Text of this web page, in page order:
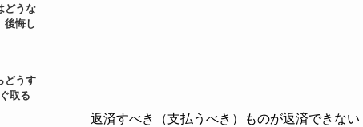
返済すべき（支払うべき）ものが返済できな
どうな
後悔し
どうす
取る